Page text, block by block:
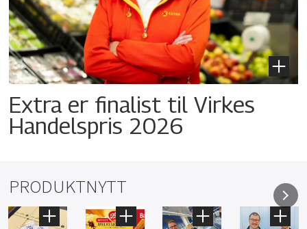
Extra er finalist til Virkes
Handelspris 2026
PRODUKTNYTT